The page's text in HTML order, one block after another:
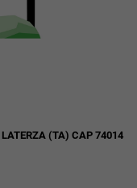
LATERZA (TA) CAP 74014